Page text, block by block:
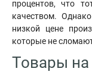
процентов, что
качеством.
низкой цене
которые не
Товары на